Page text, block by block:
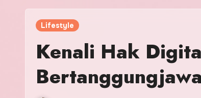
Lifestyle
Kenali Hak